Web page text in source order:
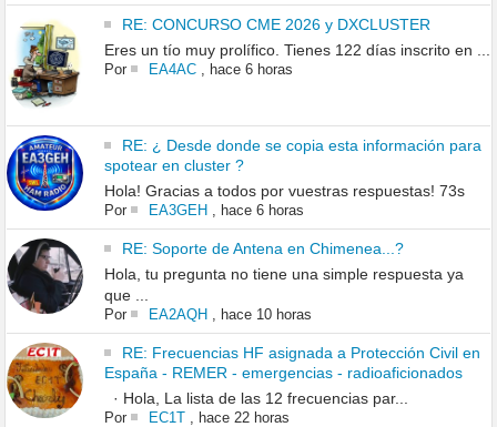
RE: CONCURSO CME 2026 y DXCLUSTER
Eres un tío muy prolífico. Tienes 122 días inscrito en ...
Por EA4AC, hace 6 horas
RE: ¿ Desde donde se copia esta información para
spotear en cluster ?
Hola! Gracias a todos por vuestras respuestas! 73s
Por EA3GEH, hace 6 horas
RE: Soporte de Antena en Chimenea...?
Hola, tu pregunta no tiene una simple respuesta ya
que ...
Por EA2AQH, hace 10 horas
RE: Frecuencias HF asignada a Protección Civil en
España - REMER - emergencias - radioaficionados
· Hola, La lista de las 12 frecuencias par...
Por EC1T, hace 22 horas